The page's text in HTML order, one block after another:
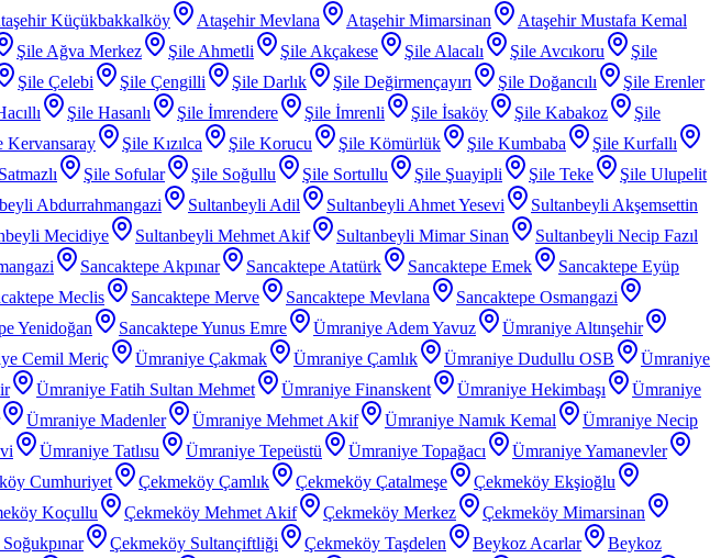
Küçükbakkalköy Ataşehir Mevlana Ataşehir Mimarsinan
Ataşehir Mustafa Kemal
Şile Ağva Merkez Şile Ahmetli Şile Akçakese Şile Alacalı Şile Avcıkoru
Şile
Şile Çelebi Şile Çengilli Şile Darlık Şile Değirmençayırı Şile Doğancılı
Şile Erenler
Şile Hasanlı Şile İmrendere Şile İmrenli Şile İsaköy Şile Kabakoz
Şile
Kervansaray Şile Kızılca Şile Korucu Şile Kömürlük Şile Kumbaba
Şile Kurfallı
Şile Sofular Şile Soğullu Şile Sortullu Şile Şuayipli Şile Teke
Şile Ulupelit
Abdurrahmangazi Sultanbeyli Adil Sultanbeyli Ahmet Yesevi
Sultanbeyli Akşemsettin
Mecidiye Sultanbeyli Mehmet Akif Sultanbeyli Mimar Sinan
Sultanbeyli Necip Fazıl
Sancaktepe Akpınar Sancaktepe Atatürk Sancaktepe Emek
Sancaktepe Eyüp
Meclis Sancaktepe Merve Sancaktepe Mevlana
Sancaktepe Osmangazi
Yenidoğan Sancaktepe Yunus Emre Ümraniye Adem Yavuz
Ümraniye Altınşehir
Cemil Meriç Ümraniye Çakmak Ümraniye Çamlık Ümraniye Dudullu OSB
Ümraniye
Ümraniye Fatih Sultan Mehmet Ümraniye Finanskent Ümraniye Hekimbaşı
Ümraniye
Ümraniye Madenler Ümraniye Mehmet Akif Ümraniye Namık Kemal
Ümraniye Necip
Ümraniye Tatlısu Ümraniye Tepeüstü Ümraniye Topağacı
Ümraniye Yamanevler
Cumhuriyet Çekmeköy Çamlık Çekmeköy Çatalmeşe
Çekmeköy Ekşioğlu
Koçullu Çekmeköy Mehmet Akif Çekmeköy Merkez
Çekmeköy Mimarsinan
Çekmeköy Sultançiftliği Çekmeköy Taşdelen Beykoz Acarlar
Beykoz